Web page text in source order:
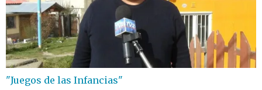
"Juegos de las Infancias"